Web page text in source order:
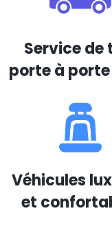
Service de
porte à
Véhicules
et